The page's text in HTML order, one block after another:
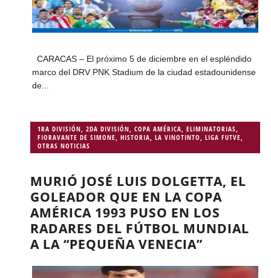
CARACAS – El próximo 5 de diciembre en el espléndido
marco del DRV PNK Stadium de la ciudad estadounidense
de...
1RA DIVISIÓN 2DA DIVISIÓN COPA AMÉRICA ELIMINATORIAS
FIORAVANTE DE SIMONE HISTORIA LA VINOTINTO LIGA FUTVE
OTRAS NOTICIAS
MURIÓ JOSÉ LUIS DOLGETTA, EL
GOLEADOR QUE EN LA COPA
AMÉRICA 1993 PUSO EN LOS
RADARES DEL FÚTBOL MUNDIAL
A LA “PEQUEÑA VENECIA”